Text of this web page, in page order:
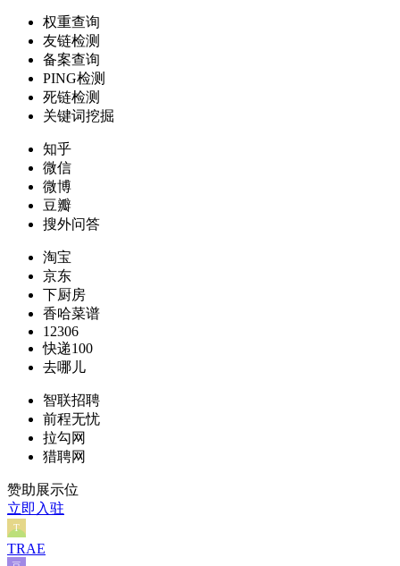
权重查询
友链检测
备案查询
PING检测
死链检测
关键词挖掘
知乎
微信
微博
豆瓣
搜外问答
淘宝
京东
下厨房
香哈菜谱
12306
快递100
去哪儿
智联招聘
前程无忧
拉勾网
猎聘网
赞助展示位
立即入驻
TRAE